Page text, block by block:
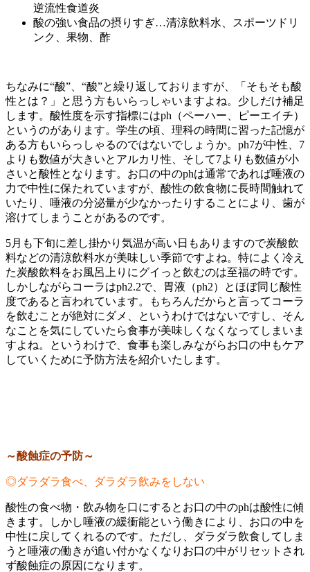
逆流性食道炎
酸の強い食品の摂りすぎ…清涼飲料水、スポーツドリ
ンク、果物、酢
ちなみに“酸”、“酸”と繰り返しておりますが、「そもそも酸
性とは？」と思う方もいらっしゃいますよね。少しだけ補足
します。酸性度を示す指標にはph（ペーハー、ピーエイチ）
というのがあります。学生の頃、理科の時間に習った記憶が
ある方もいらっしゃるのではないでしょうか。ph7が中性、7
よりも数値が大きいとアルカリ性、そして7よりも数値が小
さいと酸性となります。お口の中のphは通常であれば唾液の
力で中性に保たれていますが、酸性の飲食物に長時間触れて
いたり、唾液の分泌量が少なかったりすることにより、歯が
溶けてしまうことがあるのです。
5月も下旬に差し掛かり気温が高い日もありますので炭酸飲
料などの清涼飲料水が美味しい季節ですよね。特によく冷え
た炭酸飲料をお風呂上りにグイっと飲むのは至福の時です。
しかしながらコーラはph2.2で、胃液（ph2）とほぼ同じ酸性
度であると言われています。もちろんだからと言ってコーラ
を飲むことが絶対にダメ、というわけではないですし
、そん
なことを気にしていたら食事が美味しくなくなってしまいま
すよね。というわけで、食事も楽しみながらお口の中もケア
していくために予防方法を紹介いたします。
～酸蝕症の予防～
◎ダラダラ食べ、ダラダラ飲みをしない
酸性の食べ物・飲み物を口にするとお口の中のphは酸性に傾
きます。しかし唾液の緩衝能という働きにより、お口の中を
中性に戻してくれるのです。ただし、ダラダラ飲食してしま
うと唾液の働きが追い付かなくなりお口の中がリセットされ
ず酸蝕症の原因になります。